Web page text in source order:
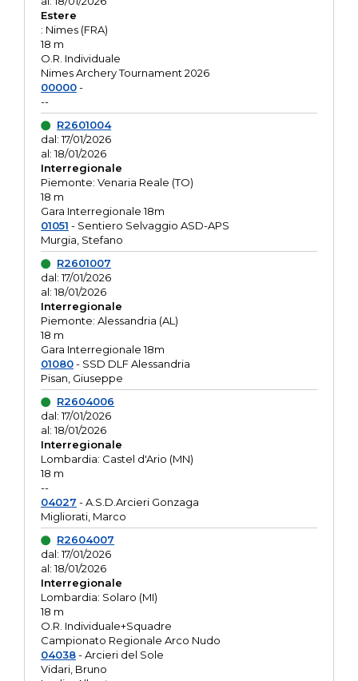
Estere
: Nimes (FRA)
18 m
O.R. Individuale
Nimes Archery Tournament 2026
00000-
--
R2601004
dal: 17/01/2026
al: 18/01/2026
Interregionale
Piemonte: Venaria Reale (TO)
18 m
Gara Interregionale 18m
01051 - Sentiero Selvaggio ASD-APS
Murgia, Stefano
R2601007
dal: 17/01/2026
al: 18/01/2026
Interregionale
Piemonte: Alessandria (AL)
18 m
Gara Interregionale 18m
01080- SSD DLF Alessandria
Pisan, Giuseppe
R2604006
dal: 17/01/2026
al: 18/01/2026
Interregionale
Lombardia: Castel d'Ario (MN)
18 m
--
04027 - A.S.D.Arcieri Gonzaga
Migliorati, Marco
R2604007
dal: 17/01/2026
al: 18/01/2026
Interregionale
Lombardia: Solaro (MI)
18 m
O.R. Individuale+Squadre
Campionato Regionale Arco Nudo
04038- Arcieri del Sole
Vidari, Bruno